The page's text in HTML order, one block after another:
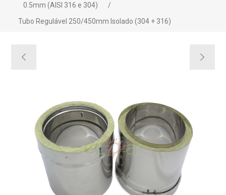
0.5mm (AISI 316 e 304)
/
Tubo Regulável 250/450mm Isolado (304 + 316)